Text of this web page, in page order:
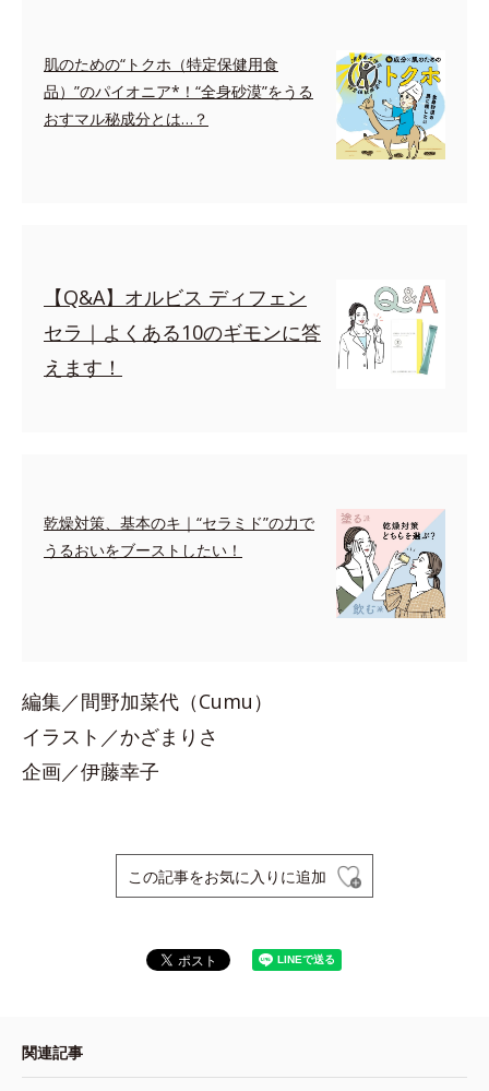
肌のための“トクホ（特定保健用食
品）”のパイオニア*！“全身砂漠”をうる
おすマル秘成分とは…？
【Q&A】オルビス ディフェン
セラ｜よくある10のギモンに答
えます！
乾燥対策、基本のキ｜“セラミド”の力で
うるおいをブーストしたい！
編集／間野加菜代（Cumu）
イラスト／かざまりさ
企画／伊藤幸子
この記事をお気に入りに追加
関連記事